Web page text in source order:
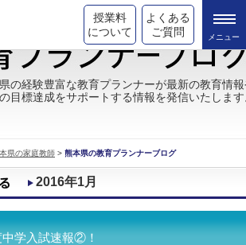
授業料
について
よくある
ご質問
の経験豊富な教育プランナーが最新の教育情
目標達成をサポートする情報を発信いたしま
県の家庭教師 > 熊本県の教育プランナーブログ
2016年1月
学入試速報②！